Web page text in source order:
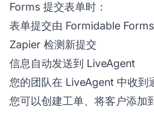
Forms 提交表单时：
表单提交由 Formidable
Zapier 检测新提交
信息自动发送到 LiveAgent
您的团队在 LiveAgent 中收到
您可以创建工单、将客户添加